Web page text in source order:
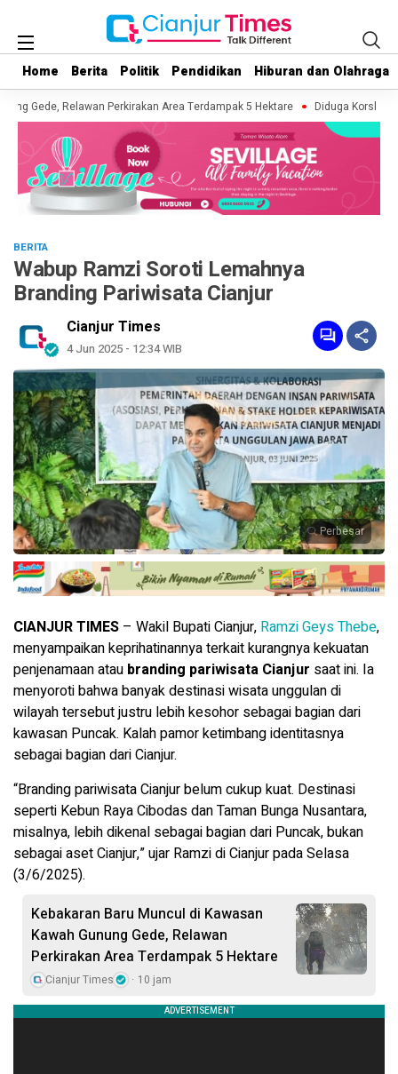
Home Berita Politik Pendidikan Hiburan dan Olahraga
Home Berita Politik Pendidikan Hiburan dan Olahraga
Gede, Relawan Perkirakan Area Terdampak 5 Hektare Diduga Korsleting
BERITA
Wabup Ramzi Soroti Lemahnya
Branding Pariwisata Cianjur
Cianjur Times
4 Jun 2025 - 12:34 WIB
Perbesar
CIANJUR TIMES – Wakil Bupati Cianjur, Ramzi Geys Thebe,
menyampaikan keprihatinannya terkait kurangnya kekuatan
penjenamaan atau branding pariwisata Cianjur saat ini. Ia
menyoroti bahwa banyak destinasi wisata unggulan di
wilayah tersebut justru lebih kesohor sebagai bagian dari
kawasan Puncak. Kalah pamor ketimbang identitasnya
sebagai bagian dari Cianjur.
“Branding pariwisata Cianjur belum cukup kuat. Destinasi
seperti Kebun Raya Cibodas dan Taman Bunga Nusantara,
misalnya, lebih dikenal sebagai bagian dari Puncak, bukan
sebagai aset Cianjur,” ujar Ramzi di Cianjur pada Selasa
(3/6/2025).
Kebakaran Baru Muncul di Kawasan
Kawah Gunung Gede, Relawan
Perkirakan Area Terdampak 5 Hektare
Cianjur Times 10 jam